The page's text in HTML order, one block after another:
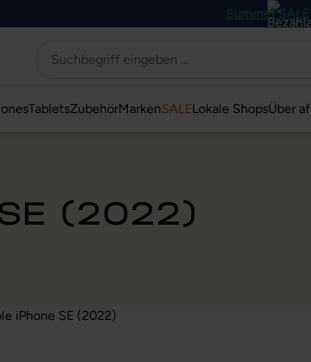
Summer SALE
TabletsZubehörMarkenSALELokale ShopsÜber
(2022)